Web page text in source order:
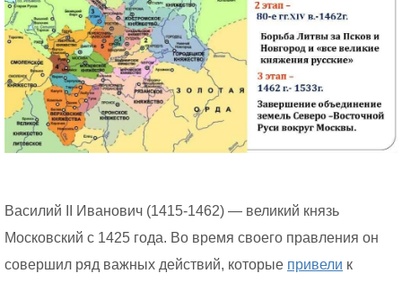
Василий II Иванович (1415-1462) — великий князь
Московский с 1425 года. Во время своего правления он
совершил ряд важных действий, которые привели к